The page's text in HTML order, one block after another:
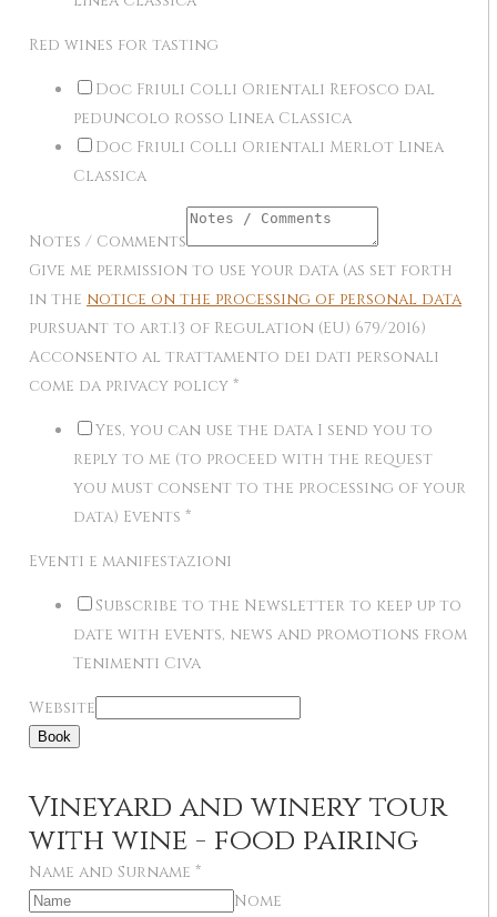
Red wines for tasting
Doc Friuli Colli Orientali Refosco dal
peduncolo rosso Linea Classica
Doc Friuli Colli Orientali Merlot Linea
Classica
Notes / Comments
Give me permission to use your data (as set forth
in the notice on the processing of personal data
pursuant to art.13 of Regulation (EU) 679/2016)
Acconsento al trattamento dei dati personali
come da privacy policy *
Yes, you can use the data I send you to
reply to me (to proceed with the request
you must consent to the processing of your
data) Events *
Eventi e manifestazioni
Subscribe to the Newsletter to keep up to
date with events, news and promotions from
Tenimenti Civa
Website
Book
Vineyard and winery tour
with wine - food pairing
Name and Surname *
Nome